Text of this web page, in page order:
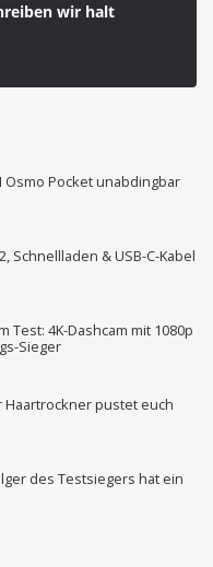
wir halt
Pocket unabdingbar
Schnellladen & USB-C-Kabel
Test: 4K-Dashcam mit 1080p
Sieger
Haartrockner pustet euch
des Testsiegers hat ein